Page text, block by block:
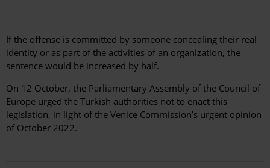
If the offense is committed by someone concealing their real
identity or as part of the activities of an organization, the
sentence would be increased by half.
On 12 October, the Parliamentary Assembly of the Council of
Europe urged the Turkish authorities not to enact this
legislation, in light of the Venice Commission’s urgent opinion
of October 2022.